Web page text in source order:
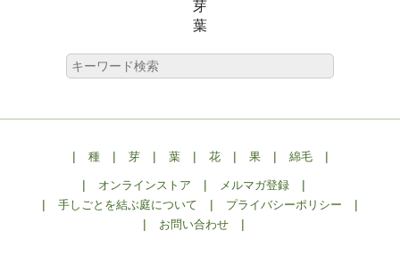
芽
葉
| 種| 芽| 葉| 花| 果| 綿毛|
| オンラインストア | メルマガ登録 |
| 手しごとを結ぶ庭について | プライバシーポリシー |
| お問い合わせ |